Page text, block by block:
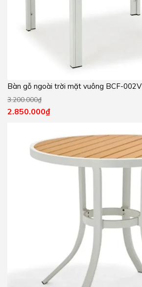
Bàn gỗ ngoài trời mặt vuông BCF-002V
3.200.000₫
2.850.000₫